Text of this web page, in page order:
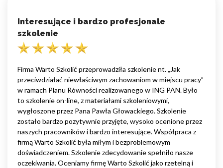
Interesujące i bardzo profesjonale
szkolenie
Firma Warto Szkolić przeprowadziła szkolenie nt. „Jak
przeciwdziałać niewłaściwym zachowaniom w miejscu pracy”
w ramach Planu Równości realizowanego w ING PAN. Było
to szkolenie on-line, z materiałami szkoleniowymi,
wygłoszone przez Pana Pawła Głowackiego. Szkolenie
zostało bardzo pozytywnie przyjęte, wysoko ocenione przez
naszych pracowników i bardzo interesujące. Współpraca z
firmą Warto Szkolić była miłym i bezproblemowym
doświadczeniem. Szkolenie zdecydowanie spełniło nasze
oczekiwania. Oceniamy firmę Warto Szkolić jako rzetelną i